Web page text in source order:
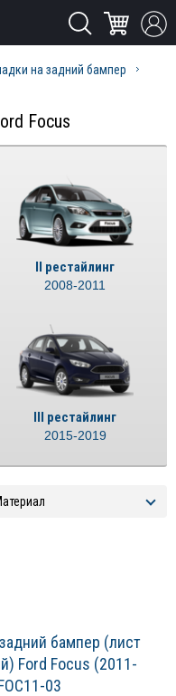
на задний бампер
Focus
II рестайлинг
2008-2011
III рестайлинг
2015-2019
бампер (лист
Ford Focus (2011-
03